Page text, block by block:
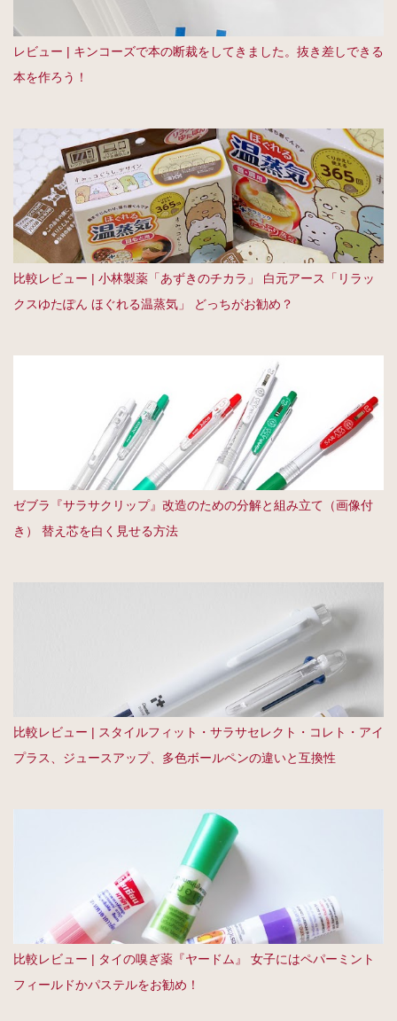
レビュー | キンコーズで本の断裁をしてきました。抜き差しできる
本を作ろう！
比較レビュー | 小林製薬「あずきのチカラ」 白元アース「リラッ
クスゆたぽん ほぐれる温蒸気」 どっちがお勧め？
ゼブラ『サラサクリップ』改造のための分解と組み立て（画像付
き） 替え芯を白く見せる方法
比較レビュー | スタイルフィット・サラサセレクト・コレト・アイ
プラス、ジュースアップ、多色ボールペンの違いと互換性
比較レビュー | タイの嗅ぎ薬『ヤードム』 女子にはペパーミント
フィールドかパステルをお勧め！